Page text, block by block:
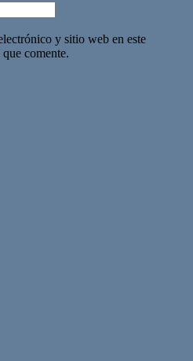
y sitio web en este
comente.